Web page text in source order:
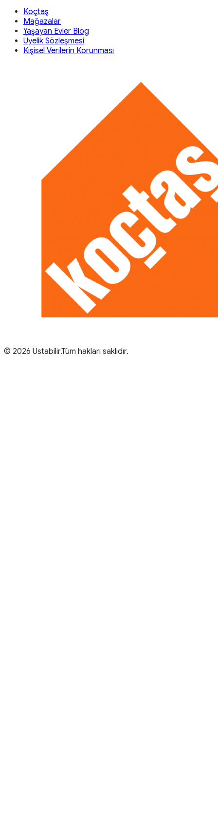
Koçtaş
Mağazalar
Yaşayan Evler Blog
Üyelik Sözleşmesi
Kişisel Verilerin Korunması
© 2026 Ustabilir.Tüm hakları saklıdır.